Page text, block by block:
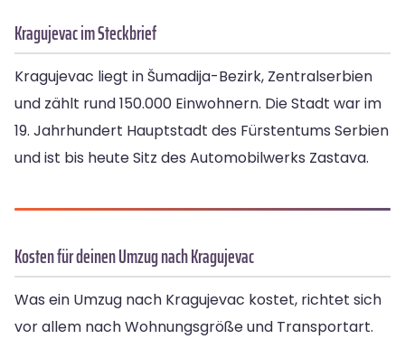
Kragujevac im Steckbrief
Kragujevac liegt in Šumadija-Bezirk, Zentralserbien
und zählt rund 150.000 Einwohnern. Die Stadt war im
19. Jahrhundert Hauptstadt des Fürstentums Serbien
und ist bis heute Sitz des Automobilwerks Zastava.
Kosten für deinen Umzug nach Kragujevac
Was ein Umzug nach Kragujevac kostet, richtet sich
vor allem nach Wohnungsgröße und Transportart.